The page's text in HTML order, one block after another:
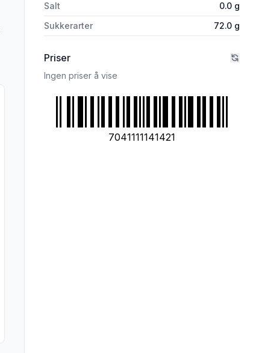
Salt
0.0 g
Sukkerarter
72.0 g
Priser
Ingen priser å vise
7041111141421